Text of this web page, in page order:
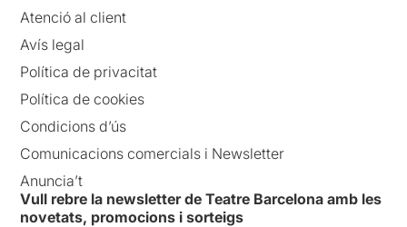
Atenció al client
Avís legal
Política de privacitat
Política de cookies
Condicions d’ús
Comunicacions comercials i Newsletter
Anuncia’t
Vull rebre la newsletter de Teatre Barcelona amb les
novetats, promocions i sorteigs